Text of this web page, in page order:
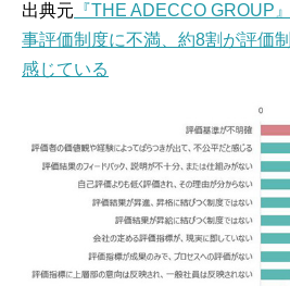
出典元 『THE ADECCO GROUP
事評価制度に不満、約8割が評価
感じている